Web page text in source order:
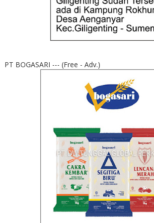
PT BOGASARI --- (Free - Adv.)